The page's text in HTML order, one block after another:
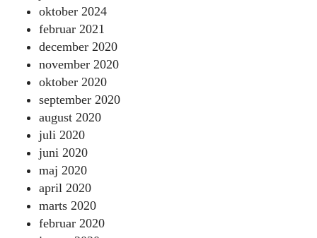
oktober 2024
februar 2021
december 2020
november 2020
oktober 2020
september 2020
august 2020
juli 2020
juni 2020
maj 2020
april 2020
marts 2020
februar 2020